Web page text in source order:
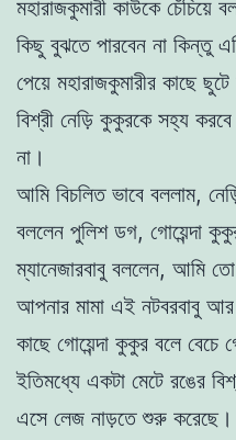
মহারাজকুমারী কাউকে
কিছু বুঝতে পারবেন না কিন্তু
পেয়ে মহারাজকুমারীর কাছে
বিশ্রী নেড়ি কুকুরকে সহ্য
না।
আমি বিচলিত ভাবে বললাম,
বললেন পুলিশ ডগ, গোয়েন্দা
ম্যানেজারবাবু বললেন, আমি
আপনার মামা এই নটবরবাবু আর
কাছে গোয়েন্দা কুকুর বলে বেচে
ইতিমধ্যে একটা মেটে রঙের
এসে লেজ নাড়তে শুরু করেছে।